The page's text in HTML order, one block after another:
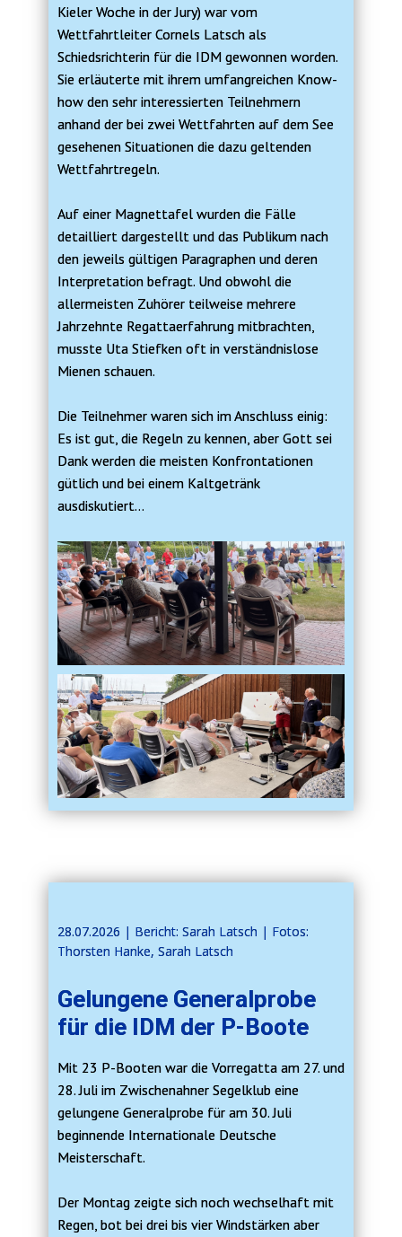
Kieler Woche in der Jury) war vom
Wettfahrtleiter Cornels Latsch als
Schiedsrichterin für die IDM gewonnen worden.
Sie erläuterte mit ihrem umfangreichen Know-
how den sehr interessierten Teilnehmern
anhand der bei zwei Wettfahrten auf dem See
gesehenen Situationen die dazu geltenden
Wettfahrtregeln.
Auf einer Magnettafel wurden die Fälle
detailliert dargestellt und das Publikum nach
den jeweils gültigen Paragraphen und deren
Interpretation befragt. Und obwohl die
allermeisten Zuhörer teilweise mehrere
Jahrzehnte Regattaerfahrung mitbrachten,
musste Uta Stiefken oft in verständnislose
Mienen schauen.
Die Teilnehmer waren sich im Anschluss einig:
Es ist gut, die Regeln zu kennen, aber Gott sei
Dank werden die meisten Konfrontationen
gütlich und bei einem Kaltgetränk
ausdiskutiert…
28.07.2026 | ​​Bericht: Sarah Latsch | Fotos:
Thorsten Hanke, Sarah Latsch
Gelungene Generalprobe
für die IDM der P-Boote
Mit 23 P-Booten war die Vorregatta am 27. und
28. Juli im Zwischenahner Segelklub eine
gelungene Generalprobe für am 30. Juli
beginnende Internationale Deutsche
Meisterschaft.
Der Montag zeigte sich noch wechselhaft mit
Regen, bot bei drei bis vier Windstärken aber